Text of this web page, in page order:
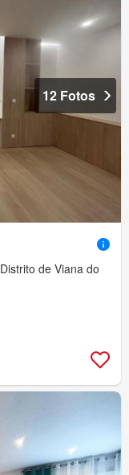
12 Fotos
de Viana do